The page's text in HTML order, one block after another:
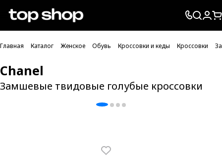
Проверка хлебных крошек
Главная Каталог Женское Обувь Кроссовки и кеды Кроссовки
Chanel
Замшевые твидовые голубые кроссовки